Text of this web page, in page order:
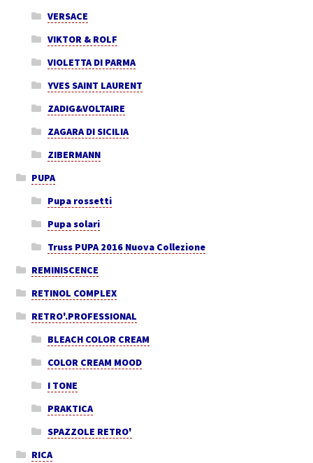
VERSACE
VIKTOR & ROLF
VIOLETTA DI PARMA
YVES SAINT LAURENT
ZADIG&VOLTAIRE
ZAGARA DI SICILIA
ZIBERMANN
PUPA
Pupa rossetti
Pupa solari
Truss PUPA 2016 Nuova Collezione
REMINISCENCE
RETINOL COMPLEX
RETRO'.PROFESSIONAL
BLEACH COLOR CREAM
COLOR CREAM MOOD
I TONE
PRAKTICA
SPAZZOLE RETRO'
RICA